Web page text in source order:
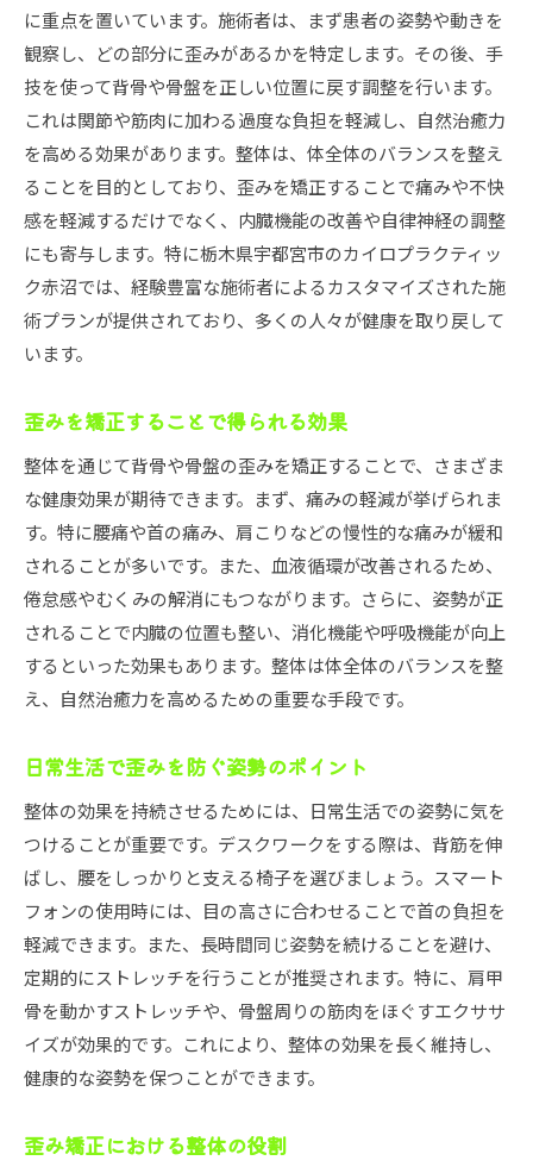
に重点を置いています。施術者は、まず患者の姿勢や動きを
観察し、どの部分に歪みがあるかを特定します。その後、手
技を使って背骨や骨盤を正しい位置に戻す調整を行います。
これは関節や筋肉に加わる過度な負担を軽減し、自然治癒力
を高める効果があります。整体は、体全体のバランスを整え
ることを目的としており、歪みを矯正することで痛みや不快
感を軽減するだけでなく、内臓機能の改善や自律神経の調整
にも寄与します。特に栃木県宇都宮市のカイロプラクティッ
ク赤沼では、経験豊富な施術者によるカスタマイズされた施
術プランが提供されており、多くの人々が健康を取り戻して
います。
歪みを矯正することで得られる効果
整体を通じて背骨や骨盤の歪みを矯正することで、さまざま
な健康効果が期待できます。まず、痛みの軽減が挙げられま
す。特に腰痛や首の痛み、肩こりなどの慢性的な痛みが緩和
されることが多いです。また、血液循環が改善されるため、
倦怠感やむくみの解消にもつながります。さらに、姿勢が正
されることで内臓の位置も整い、消化機能や呼吸機能が向上
するといった効果もあります。整体は体全体のバランスを整
え、自然治癒力を高めるための重要な手段です。
日常生活で歪みを防ぐ姿勢のポイント
整体の効果を持続させるためには、日常生活での姿勢に気を
つけることが重要です。デスクワークをする際は、背筋を伸
ばし、腰をしっかりと支える椅子を選びましょう。スマート
フォンの使用時には、目の高さに合わせることで首の負担を
軽減できます。また、長時間同じ姿勢を続けることを避け、
定期的にストレッチを行うことが推奨されます。特に、肩甲
骨を動かすストレッチや、骨盤周りの筋肉をほぐすエクササ
イズが効果的です。これにより、整体の効果を長く維持し、
健康的な姿勢を保つことができます。
歪み矯正における整体の役割